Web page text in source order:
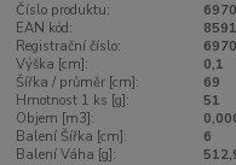
Číslo produktu:
EAN kód:
Registrační číslo:
Výška [cm]:
0,1
Šířka / průměr [cm]:
69
Hmotnost 1 ks [g]:
51
Objem [m3]:
Balení Šířka [cm]:
6
Balení Váha [g]: